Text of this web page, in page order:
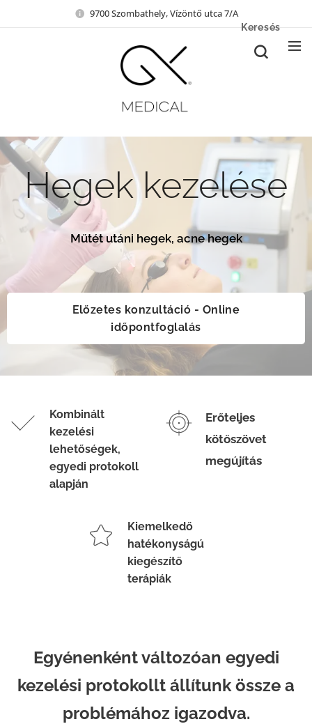
9700 Szombathely, Vízöntő utca 7/A
Keresés
Hegek kezelése
Műtét utáni hegek, acne hegek
Előzetes konzultáció - Online
időpontfoglalás
Kombinált
kezelési
lehetőségek,
egyedi protokoll
alapján
Erőteljes
kötőszövet
megújítás
Kiemelkedő
hatékonyságú
kiegészítő
terápiák
Egyénenként változóan egyedi
kezelési protokollt állítunk össze a
problémához igazodva.